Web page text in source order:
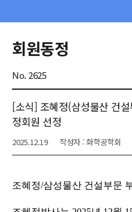
회원동정
No. 2625
[소식] 조혜정(삼성물산 건
정회원 선정
2025.12.19 작성자 : 화학공학회